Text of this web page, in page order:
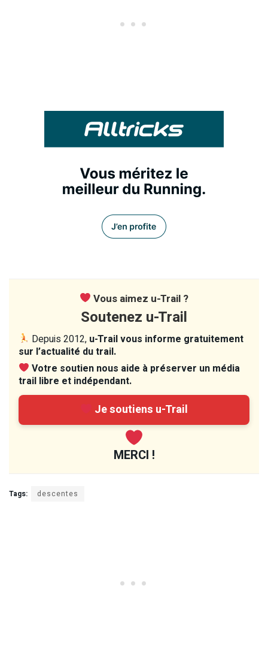
Vous aimez u-Trail ?
Soutenez u-Trail
Depuis 2012, u-Trail vous informe gratuitement
sur l’actualité du trail.
Votre soutien nous aide à préserver un média
trail libre et indépendant.
Je soutiens u-Trail
MERCI !
Tags: descentes